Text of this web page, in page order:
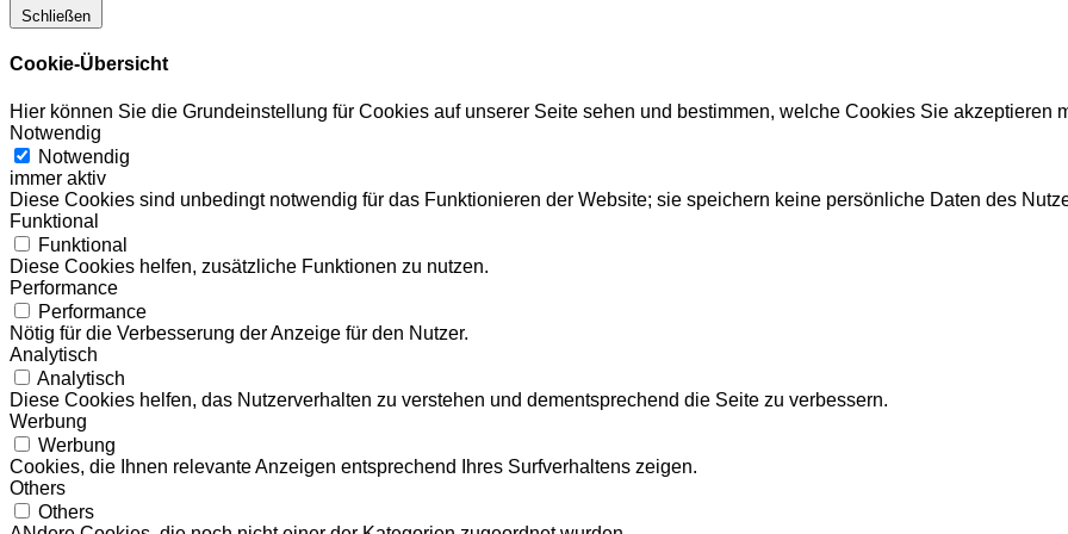
Schließen
Cookie-Übersicht
Hier können Sie die Grundeinstellung für Cookies auf unserer Seite sehen und bestimmen, welche Cookies Sie akzeptieren
Notwendig
Notwendig
immer aktiv
Diese Cookies sind unbedingt notwendig für das Funktionieren der Website; sie speichern keine persönliche Daten des
Funktional
Funktional
Diese Cookies helfen, zusätzliche Funktionen zu nutzen.
Performance
Performance
Nötig für die Verbesserung der Anzeige für den Nutzer.
Analytisch
Analytisch
Diese Cookies helfen, das Nutzerverhalten zu verstehen und dementsprechend die Seite zu verbessern.
Werbung
Werbung
Cookies, die Ihnen relevante Anzeigen entsprechend Ihres Surfverhaltens zeigen.
Others
Others